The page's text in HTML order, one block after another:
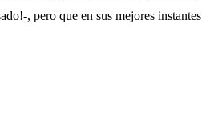
, pero que en sus mejores instantes